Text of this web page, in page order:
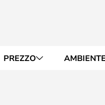
PREZZO AMBIENTE